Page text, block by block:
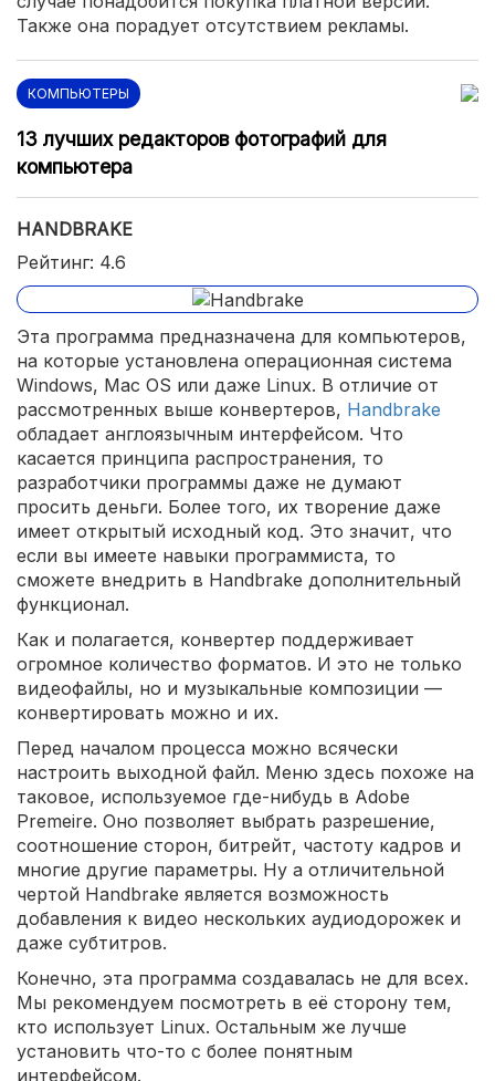
Также она порадует отсутствием рекламы.
КОМПЬЮТЕРЫ
13 лучших редакторов фотографий для
компьютера
HANDBRAKE
Рейтинг: 4.6
Эта программа предназначена для компьютеров,
на которые установлена операционная система
Windows, Mac OS или даже Linux. В отличие от
рассмотренных выше конвертеров, Handbrake
обладает англоязычным интерфейсом. Что
касается принципа распространения, то
разработчики программы даже не думают
просить деньги. Более того, их творение даже
имеет открытый исходный код. Это значит, что
если вы имеете навыки программиста, то
сможете внедрить в Handbrake дополнительный
функционал.
Как и полагается, конвертер поддерживает
огромное количество форматов. И это не только
видеофайлы, но и музыкальные композиции —
конвертировать можно и их.
Перед началом процесса можно всячески
настроить выходной файл. Меню здесь похоже на
таковое, используемое где-нибудь в Adobe
Premeire. Оно позволяет выбрать разрешение,
соотношение сторон, битрейт, частоту кадров и
многие другие параметры. Ну а отличительной
чертой Handbrake является возможность
добавления к видео нескольких аудиодорожек и
даже субтитров.
Конечно, эта программа создавалась не для всех.
Мы рекомендуем посмотреть в её сторону тем,
кто использует Linux. Остальным же лучше
установить что-то с более понятным
интерфейсом.